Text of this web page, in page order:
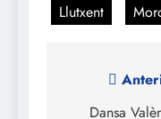
Llutxent
Dansa